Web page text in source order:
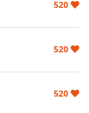
520
520
520